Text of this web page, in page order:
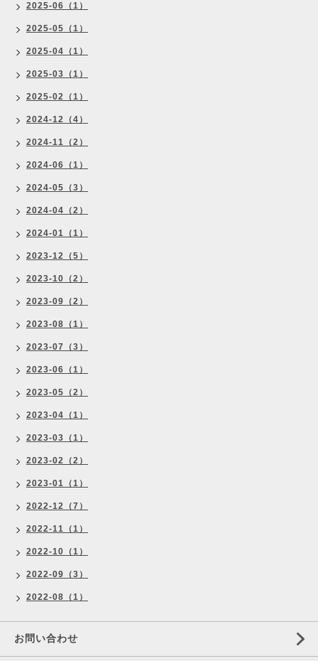
2025-06（1）
2025-05（1）
2025-04（1）
2025-03（1）
2025-02（1）
2024-12（4）
2024-11（2）
2024-06（1）
2024-05（3）
2024-04（2）
2024-01（1）
2023-12（5）
2023-10（2）
2023-09（2）
2023-08（1）
2023-07（3）
2023-06（1）
2023-05（2）
2023-04（1）
2023-03（1）
2023-02（2）
2023-01（1）
2022-12（7）
2022-11（1）
2022-10（1）
2022-09（3）
2022-08（1）
お問い合わせ